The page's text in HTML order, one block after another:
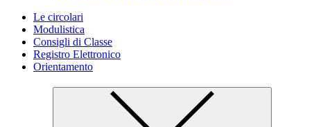
Le circolari
Modulistica
Consigli di Classe
Registro Elettronico
Orientamento